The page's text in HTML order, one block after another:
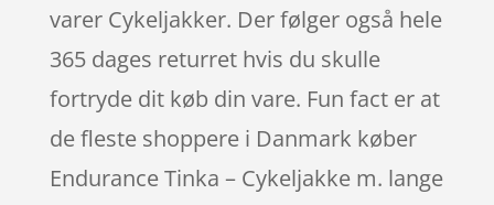
varer Cykeljakker. Der følger også hele
365 dages returret hvis du skulle
fortryde dit køb din vare. Fun fact er at
de fleste shoppere i Danmark køber
Endurance Tinka – Cykeljakke m. lange